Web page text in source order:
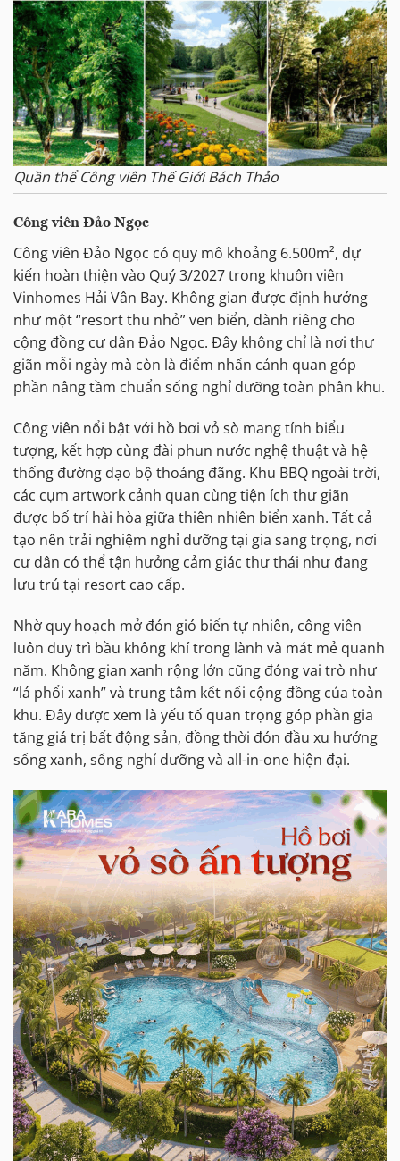
Quần thể Công viên Thế Giới Bách Thảo
Công viên Đảo Ngọc
Công viên Đảo Ngọc có quy mô khoảng 6.500m², dự
kiến hoàn thiện vào Quý 3/2027 trong khuôn viên
Vinhomes Hải Vân Bay. Không gian được định hướng
như một “resort thu nhỏ” ven biển, dành riêng cho
cộng đồng cư dân Đảo Ngọc. Đây không chỉ là nơi thư
giãn mỗi ngày mà còn là điểm nhấn cảnh quan góp
phần nâng tầm chuẩn sống nghỉ dưỡng toàn phân khu.
Công viên nổi bật với hồ bơi vỏ sò mang tính biểu
tượng, kết hợp cùng đài phun nước nghệ thuật và hệ
thống đường dạo bộ thoáng đãng. Khu BBQ ngoài trời,
các cụm artwork cảnh quan cùng tiện ích thư giãn
được bố trí hài hòa giữa thiên nhiên biển xanh. Tất cả
tạo nên trải nghiệm nghỉ dưỡng tại gia sang trọng, nơi
cư dân có thể tận hưởng cảm giác thư thái như đang
lưu trú tại resort cao cấp.
Nhờ quy hoạch mở đón gió biển tự nhiên, công viên
luôn duy trì bầu không khí trong lành và mát mẻ quanh
năm. Không gian xanh rộng lớn cũng đóng vai trò như
“lá phổi xanh” và trung tâm kết nối cộng đồng của toàn
khu. Đây được xem là yếu tố quan trọng góp phần gia
tăng giá trị bất động sản, đồng thời đón đầu xu hướng
sống xanh, sống nghỉ dưỡng và all-in-one hiện đại.